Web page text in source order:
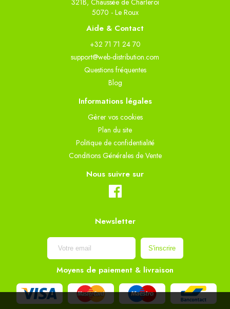
321B, Chaussée de Charleroi
5070 - Le Roux
Aide & Contact
+32 71 71 24 70
support@web-distribution.com
Questions fréquentes
Blog
Informations légales
Gèrer vos cookies
Plan du site
Politique de confidentialité
Conditions Générales de Vente
Nous suivre sur
Newsletter
Moyens de paiement & livraison